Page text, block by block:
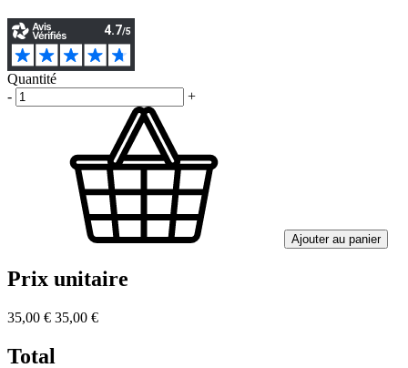
Quantité
-
+
Ajouter au panier
Prix unitaire
35,00 € 35,00 €
Total